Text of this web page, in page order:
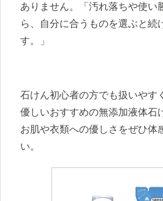
ありません。「汚れ落ちや使い
ら、自分に合うものを選ぶと続
す。」
石けん初心者の方でも扱いやす
優しいおすすめの無添加液体石
お肌や衣類への優しさをぜひ体
い。